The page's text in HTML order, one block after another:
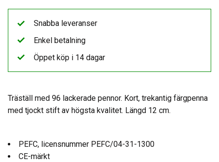
Träställ med 96 lackerade pennor. Kort, trekantig färgpenna
med tjockt stift av högsta kvalitet. Längd 12 cm.
PEFC, licensnummer PEFC/04-31-1300
CE-märkt
Snabba leveranser
Enkel betalning
Öppet köp i 14 dagar